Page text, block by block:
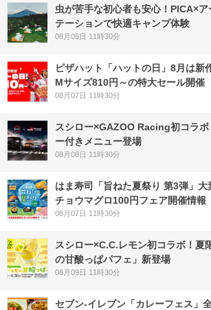
虫が苦手な初心者も安心！PICA×
テーションで快適キャンプ体験
08月05日 11時30分
ピザハット「ハットの日」8月は新
Mサイズ810円～の特大セール開催
08月07日 11時30分
スシロー×GAZOO Racing初コラ
ー付きメニュー登場
08月08日 11時30分
はま寿司「旨ねた夏祭り 第3弾」
チョウマグロ100円フェア開催情報
08月07日 11時30分
スシロー×C.C.レモン初コラボ！夏
の甘酸っぱパフェ」新登場
08月09日 11時30分
セブン‐イレブン「カレーフェス」